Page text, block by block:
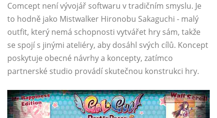
Comcept není vývojář softwaru v tradičním smyslu. Je
to hodně jako Mistwalker Hironobu Sakaguchi - malý
outfit, který nemá schopnosti vytvářet hry sám, takže
se spojí s jinými ateliéry, aby dosáhl svých cílů. Koncept
poskytuje obecné návrhy a koncepty, zatímco
partnerské studio provádí skutečnou konstrukci hry.